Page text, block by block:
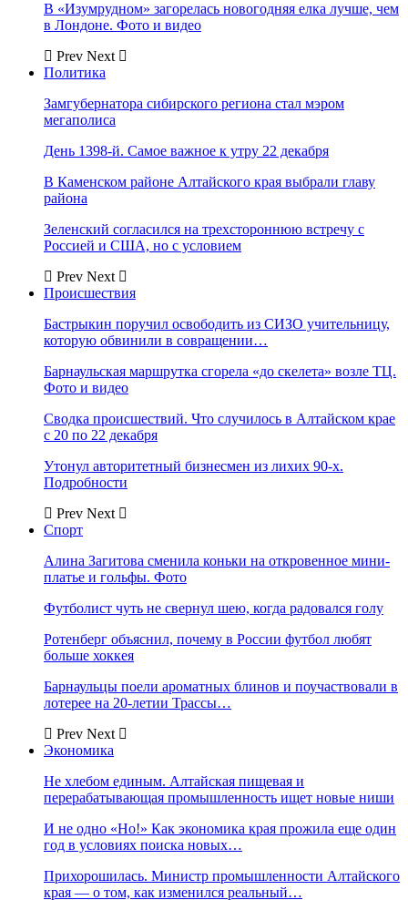
В «Изумрудном» загорелась новогодняя елка лучше, чем
в Лондоне. Фото и видео
Prev Next
Политика
Замгубернатора сибирского региона стал мэром
мегаполиса
День 1398-й. Самое важное к утру 22 декабря
В Каменском районе Алтайского края выбрали главу
района
Зеленский согласился на трехстороннюю встречу с
Россией и США, но с условием
Prev Next
Происшествия
Бастрыкин поручил освободить из СИЗО учительницу,
которую обвинили в совращении…
Барнаульская маршрутка сгорела «до скелета» возле ТЦ.
Фото и видео
Сводка происшествий. Что случилось в Алтайском крае
с 20 по 22 декабря
Утонул авторитетный бизнесмен из лихих 90-х.
Подробности
Prev Next
Спорт
Алина Загитова сменила коньки на откровенное мини-
платье и гольфы. Фото
Футболист чуть не свернул шею, когда радовался голу
Ротенберг объяснил, почему в России футбол любят
больше хоккея
Барнаульцы поели ароматных блинов и поучаствовали в
лотерее на 20-летии Трассы…
Prev Next
Экономика
Не хлебом единым. Алтайская пищевая и
перерабатывающая промышленность ищет новые ниши
И не одно «Но!» Как экономика края прожила еще один
год в условиях поиска новых…
Прихорошилась. Министр промышленности Алтайского
края — о том, как изменился реальный…